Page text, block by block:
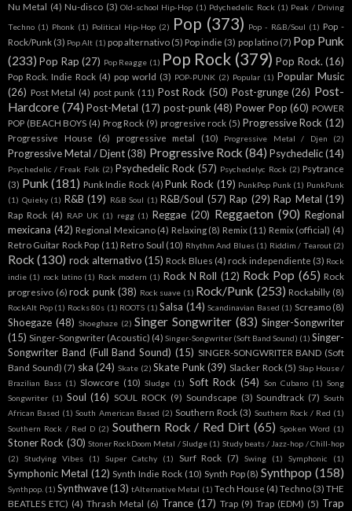
Nu Metal (4) Nu-disco (3) Old-school Hip-Hop (1) Pdychedelic Rock (1) Peak / Driving
Techno (1) Phonk (1) Political Hip-Hop (2) Pop (373) Pop - R&B/Soul (1) Pop -
Rock/Punk (3) Pop Alt (1) pop alternativo (5) Pop indie (3) pop latino (7) Pop Punk
(233) Pop Rap (27) Pop Reagge (1) Pop Rock (379) Pop Rock. (16)
Pop Rock. Indie Rock (4) pop world (3) POP-PUNK (2) Popular (1) Popular Music
(26) Post Metal (4) post punk (11) Post Rock (50) Post-grunge (26) Post-
Hardcore (74) Post-Metal (17) post-punk (48) Power Pop (60) POWER
POP (BEACH BOYS (4) Prog Rock (9) progresive rock (5) Progressive Rock (12)
Progressive House (6) progressive metal (10) Progressive Metal / Djen (2)
Progressive Metal / Djent (38) Progressive Rock (84) Psychedelic(14)
Psychedelic / Freak Folk (2) Psychedelic Rock (57) Psychedelyc Rock (2) Psytrance
(3) Punk (181) Punk Indie Rock (4) Punk Rock (19) PunkPop Punk (1) PunkPunk
(1) Quieky (1) R&B (19) R&B Soul (1) R&B/Soul (57) Rap (29) Rap Metal (19)
Rap Rock (4) RAP UK (1) regg (1) Reggae (20) Reggaeton (90) Regional
mexicana (42) Regional Mexicano (4) Relaxing (8) Remix (11) Remix (official) (4)
Retro Guitar Rock Pop (11) Retro Soul (10) Rhythm And Blues (1) Riddim / Tearout (2)
Rock (130) rock alternativo (15) Rock Blues (4) rock independiente (3) Rock
indie (1) rock latino (1) Rock modern (1) Rock N Roll (12) Rock Pop (65) Rock
progresivo (6) rock punk (38) Rock suave (1) Rock/Punk (253) Rockabilly (8)
RockAlt Pop (1) Rocks 80s (1) ROOTS (1) Salsa (14) Scandinavian Based (1) Screamo (8)
Shoegaze (48) Shoeghaze (2) Singer Songwriter (83) Singer-Songwriter
(15) Singer-Songwriter (Acoustic) (4) Singer-Songwriter (Soft Band Sound) (1) Singer-
Songwriter Band (Full Band Sound) (15) SINGER-SONGWRITER BAND (Soft
Band Sound) (7) ska (24) Skate (2) Skate Punk (39) Slacker Rock (5) Slap House /
Brazilian Bass (1) Slowcore (10) Sludge (1) Soft Rock (54) Son Cubano (1) Song
Songwriter (1) Soul (16) SOUL ROCK (9) Soundscape (3) Soundtrack (7) South
African Based (1) South American Based (2) Southern Rock (3) Southern Rock / Red (1)
Southern Rock / Red D (2) Southern Rock / Red Dirt (65) Spoken Word (1)
Stoner Rock (30) Stoner RockDoom Metal / Sludge (1) Study beats / Jazz-hop / Chill-hop
(2)
Studying Vibes (1) Super Catchy (1) Surf Rock (7) Swing (1) Symphonic (1)
Symphonic Metal (12) Synth Indie Rock (10) Synth Pop (8) Synthpop (158)
Synthpop. (1) Synthwave (13) tAlternative Metal (1) Tech House (4) Techno (3) THE
BEATLES ETC) (4) Thrash Metal (6) Trance (17) Trap (9) Trap (EDM) (5) Trap